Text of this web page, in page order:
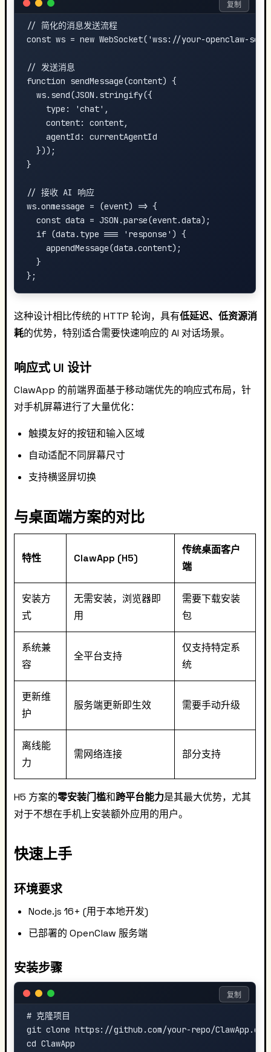
// 简化的消息发送流程
const ws = new WebSocket('wss://your-openclaw-
// 发送消息
function sendMessage(content) {
  ws.send(JSON.stringify({
    type: 'chat',
    content: content,
    agentId: currentAgentId
  }));
}
// 接收 AI 响应
ws.onmessage = (event) => {
  const data = JSON.parse(event.data);
  if (data.type === 'response') {
    appendMessage(data.content);
  }
复制
这种设计相比传统的 HTTP 轮询，具有低延迟、低资源消
耗的优势，特别适合需要快速响应的 AI 对话场景。
响应式 UI 设计
ClawApp 的前端界面基于移动端优先的响应式布局，针
对手机屏幕进行了大量优化：
触摸友好的按钮和输入区域
自动适配不同屏幕尺寸
支持横竖屏切换
与桌面端方案的对比
特性 ClawApp (H5)
传统桌面客户
端
安装方
式
无需安装，浏览器即
用
需要下载安装
包
系统兼
容
全平台支持
仅支持特定系
统
更新维
护
服务端更新即生效 需要手动升级
离线能
力
需网络连接 部分支持
H5 方案的零安装门槛和跨平台能力是其最大优势，尤其
对于不想在手机上安装额外应用的用户。
快速上手
环境要求
Node.js 16+ (用于本地开发)
已部署的 OpenClaw 服务端
安装步骤
# 克隆项目
git clone https://github.com/your-repo/ClawApp.git
cd ClawApp
复制